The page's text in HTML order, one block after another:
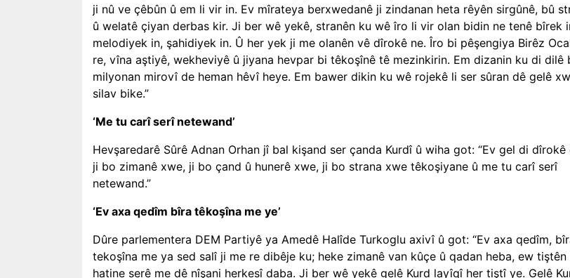
ji nû ve çêbûn û em li vir in. Ev mîrateya berxwedanê ji zindanan heta rêyên sirgûnê, bû
û welatê çiyan derbas kir. Ji ber wê yekê, stranên ku wê îro li vir olan bidin ne tenê bîrek
melodiyek in, şahidiyek in. Û her yek ji me olanên vê dîrokê ne. Îro bi pêşengiya Birêz
re, vîna aştiyê, wekheviyê û jiyana hevpar bi têkoşînê tê mezinkirin. Em dizanin ku di dilê
milyonan mirovî de heman hêvî heye. Em bawer dikin ku wê rojekê li ser sûran dê gelê
silav bike.”
‘Me tu carî serî netewand’
Hevşaredarê Sûrê Adnan Orhan jî bal kişand ser çanda Kurdî û wiha got: “Ev gel di dîrokê
ji bo zimanê xwe, ji bo çand û hunerê xwe, ji bo strana xwe têkoşiyane û me tu carî serî
netewand.”
‘Ev axa qedîm bîra têkoşîna me ye’
Dûre parlementera DEM Partiyê ya Amedê Halîde Turkoglu axivî û got: “Ev axa qedîm,
tekoşîna me ya sed salî ji me re dibêje ku; heke zimanê van kûçe û qadan heba, ew tiştên
hatine serê me dê nîşani herkesî daba. Ji ber wê yekê gelê Kurd layîqî her tiştî ye. Gelê